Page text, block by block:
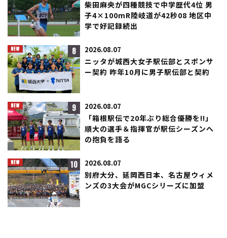
柴田麻央が四種競技で中学歴代4位 男
子4×100mR陸岐道が42秒08 地区中
学で好記録続出
8 2026.08.07
ニッタが城西大女子駅伝部とスポンサ
ー契約 昨年10月に男子駅伝部と契約
9 2026.08.07
「箱根駅伝で20年ぶり総合優勝を!!」
順大の選手＆指揮官が駅伝シーズンへ
の抱負を語る
10 2026.08.07
別府大分、延岡西日本、名古屋ウィメ
ンズの3大会がMGCシリーズに加盟